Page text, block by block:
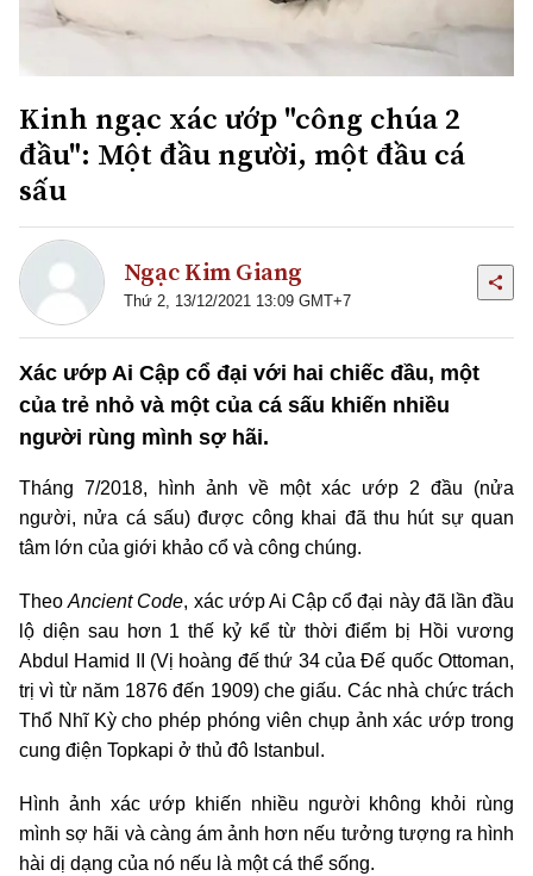
Kinh ngạc xác ướp "công chúa 2
đầu": Một đầu người, một đầu cá
sấu
Ngạc Kim Giang
Thứ 2, 13/12/2021 13:09 GMT+7
Xác ướp Ai Cập cổ đại với hai chiếc đầu, một
của trẻ nhỏ và một của cá sấu khiến nhiều
người rùng mình sợ hãi.
Tháng 7/2018, hình ảnh về một xác ướp 2 đầu (nửa
người, nửa cá sấu) được công khai đã thu hút sự quan
tâm lớn của giới khảo cổ và công chúng.
TheoAncient Code, xác ướp Ai Cập cổ đại này đã lần đầu
lộ diện sau hơn 1 thế kỷ kể từ thời điểm bị Hồi vương
Abdul Hamid II (Vị hoàng đế thứ 34 của Đế quốc Ottoman,
trị vì từ năm 1876 đến 1909) che giấu. Các nhà chức trách
Thổ Nhĩ Kỳ cho phép phóng viên chụp ảnh xác ướp trong
cung điện Topkapi ở thủ đô Istanbul.
Hình ảnh xác ướp khiến nhiều người không khỏi rùng
mình sợ hãi và càng ám ảnh hơn nếu tưởng tượng ra hình
hài dị dạng của nó nếu là một cá thể sống.